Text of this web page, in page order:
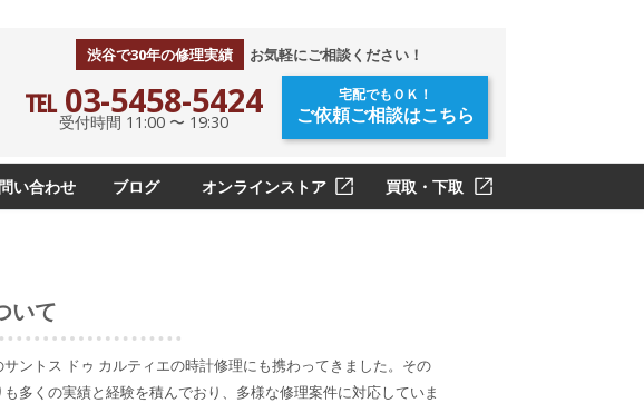
渋谷で30年の修理実績 お気軽にご相談ください！
℡ 03-5458-5424
受付時間 11:00 〜 19:30
宅配でもＯＫ！
ご依頼ご相談はこちら
い合わせ ブログ オンラインストア 買取・下取
いて
ントス ドゥ カルティエの時計修理にも携わってきました。その
多くの実績と経験を積んでおり、多様な修理案件に対応していま